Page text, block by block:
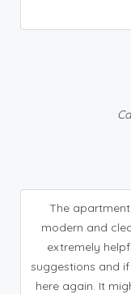
The
modern and
extremely
suggestions and
here again. It